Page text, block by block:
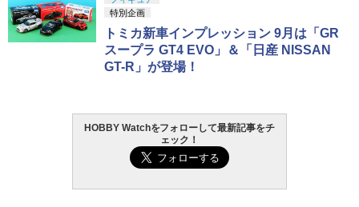
特別企画
トミカ新車インプレッション 9月は「GR
スープラ GT4 EVO」＆「日産 NISSAN
GT-R」が登場！
HOBBY Watchをフォローして最新記事をチ
ェック！